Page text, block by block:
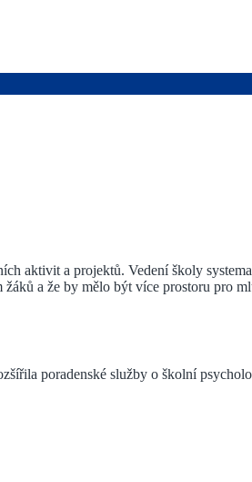
aktivit a projektů. Vedení školy
a že by mělo být více prostoru pro
poradenské služby o školní